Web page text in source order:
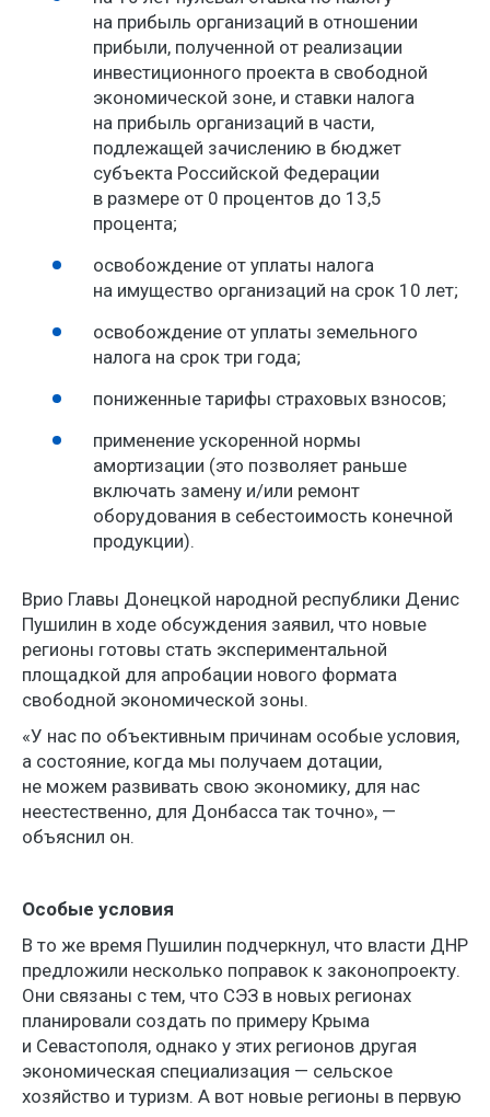
на прибыль организаций в отношении
прибыли, полученной от реализации
инвестиционного проекта в свободной
экономической зоне, и ставки налога
на прибыль организаций в части,
подлежащей зачислению в бюджет
субъекта Российской Федерации
в размере от 0 процентов до 13,5
процента;
освобождение от уплаты налога
на имущество организаций на срок 10 лет;
освобождение от уплаты земельного
налога на срок три года;
пониженные тарифы страховых взносов;
применение ускоренной нормы
амортизации (это позволяет раньше
включать замену и/или ремонт
оборудования в себестоимость конечной
продукции).
Врио Главы Донецкой народной республики Денис
Пушилин в ходе обсуждения заявил, что новые
регионы готовы стать экспериментальной
площадкой для апробации нового формата
свободной экономической зоны.
«У нас по объективным причинам особые условия,
а состояние, когда мы получаем дотации,
не можем развивать свою экономику, для нас
неестественно, для Донбасса так точно», —
объяснил он.
Особые условия
В то же время Пушилин подчеркнул, что власти ДНР
предложили несколько поправок к законопроекту.
Они связаны с тем, что СЭЗ в новых регионах
планировали создать по примеру Крыма
и Севастополя, однако у этих регионов другая
экономическая специализация — сельское
хозяйство и туризм. А вот новые регионы в первую